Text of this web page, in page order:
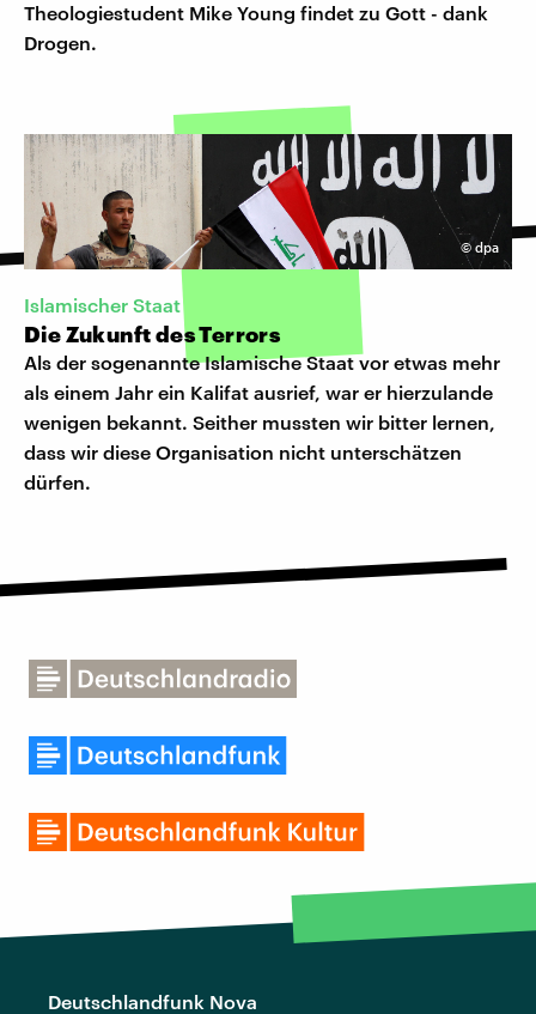
Theologiestudent Mike Young findet zu Gott - dank
Drogen.
© dpa
Islamischer Staat
Die Zukunft des Terrors
Als der sogenannte Islamische Staat vor etwas mehr
als einem Jahr ein Kalifat ausrief, war er hierzulande
wenigen bekannt. Seither mussten wir bitter lernen,
dass wir diese Organisation nicht unterschätzen
dürfen.
Deutschlandfunk Nova